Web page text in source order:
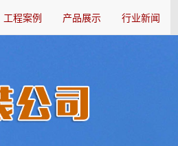
工程案例 产品展示 行业新闻